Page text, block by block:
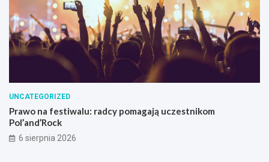
UNCATEGORIZED
Prawo na festiwalu: radcy pomagają uczestnikom
Pol’and’Rock
6 sierpnia 2026